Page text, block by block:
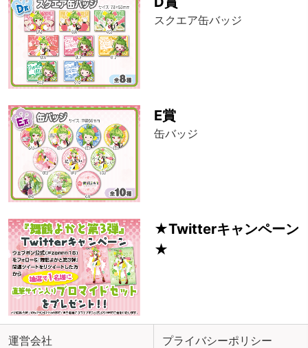
スクエア缶バッジ
E賞
缶バッジ
★Twitterキャンペーン
★
運営会社 プライバシーポリシー